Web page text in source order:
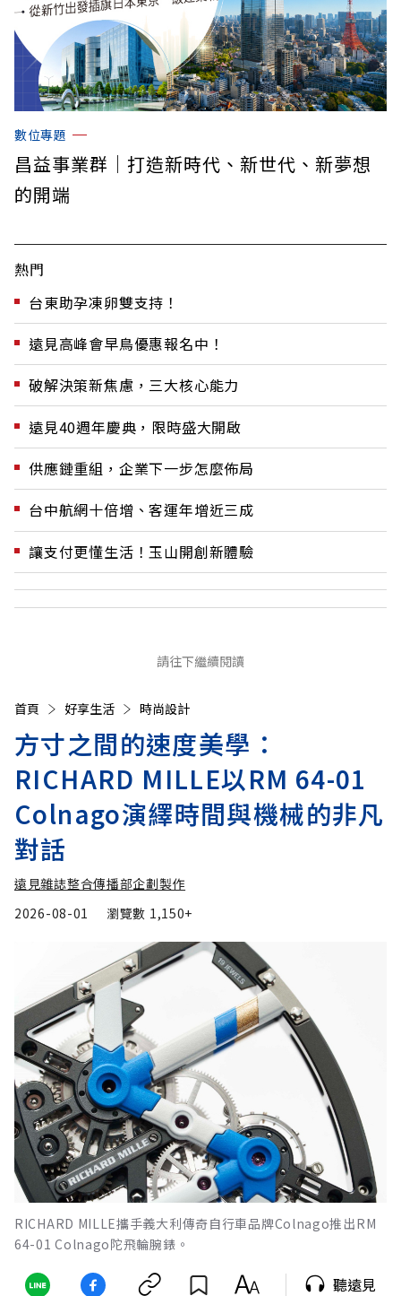
數位專題
昌益事業群｜打造新時代、新世代、新夢想
的開端
熱門
台東助孕凍卵雙支持！
遠見高峰會早鳥優惠報名中！
破解決策新焦慮，三大核心能力
遠見40週年慶典，限時盛大開啟
供應鏈重組，企業下一步怎麼佈局
台中航網十倍增、客運年增近三成
讓支付更懂生活！玉山開創新體驗
請往下繼續閱讀
首頁 好享生活 時尚設計
方寸之間的速度美學：
RICHARD MILLE以RM 64-01
Colnago演繹時間與機械的非凡
對話
遠見雜誌整合傳播部企劃製作
2026-08-01
瀏覽數 1,150+
RICHARD MILLE攜手義大利傳奇自行車品牌Colnago推出RM
64-01 Colnago陀飛輪腕錶。
聽遠見